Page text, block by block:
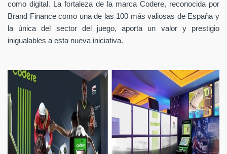
como digital. La fortaleza de la marca Codere, reconocida por
Brand Finance como una de las 100 más valiosas de España y
la única del sector del juego, aporta un valor y prestigio
inigualables a esta nueva iniciativa.